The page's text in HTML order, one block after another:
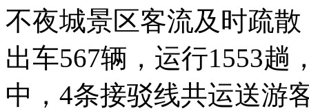
不夜城景区客流及时疏
出车567辆，运行1553趟
中，4条接驳线共运送游